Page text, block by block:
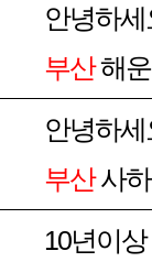
안녕하
부산해
안녕하세
부산사
10년이